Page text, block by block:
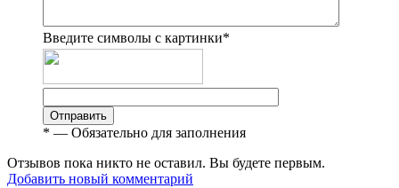
Введите символы с картинки*
Отправить
* — Обязательно для заполнения
Отзывов пока никто не оставил. Вы будете первым.
Добавить новый комментарий